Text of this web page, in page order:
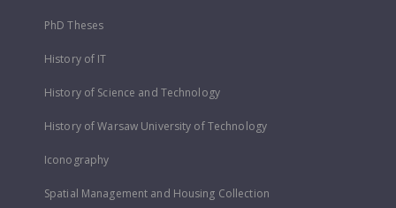
PhD Theses
History of IT
History of Science and Technology
History of Warsaw University of Technology
Iconography
Spatial Management and Housing Collection